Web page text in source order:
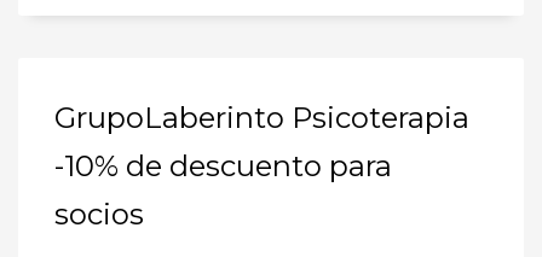
GrupoLaberinto Psicoterapia
-10% de descuento para
socios